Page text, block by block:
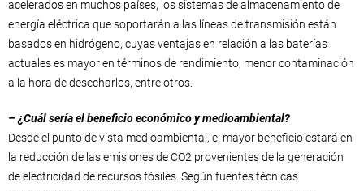
acelerados en muchos países, los sistemas de almacenamiento de
energía eléctrica que soportarán a las líneas de transmisión están
basados en hidrógeno, cuyas ventajas en relación a las baterías
actuales es mayor en términos de rendimiento, menor contaminación
a la hora de desecharlos, entre otros.
– ¿Cuál sería el beneficio económico y medioambiental?
Desde el punto de vista medioambiental, el mayor beneficio estará en
la reducción de las emisiones de CO2 provenientes de la generación
de electricidad de recursos fósiles. Según fuentes técnicas